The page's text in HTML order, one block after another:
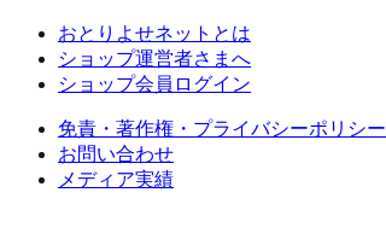
おとりよせネットとは
ショップ運営者さまへ
ショップ会員ログイン
免責・著作権・プライバシーポリシー
お問い合わせ
メディア実績